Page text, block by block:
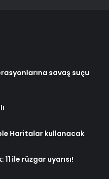
savaş suçu
Haritalar kullanacak
ile rüzgar uyarısı!